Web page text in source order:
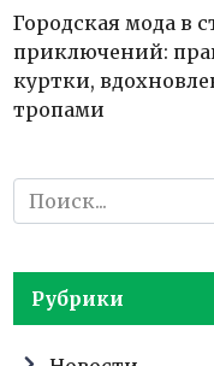
Городская мода в
приключений:
куртки,
тропами
Search
for:
Рубрики